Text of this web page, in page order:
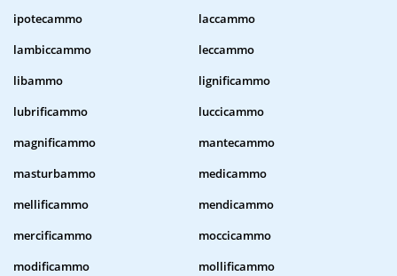
ipotecammo
laccammo
lambiccammo
leccammo
libammo
lignificammo
lubrificammo
luccicammo
magnificammo
mantecammo
masturbammo
medicammo
mellificammo
mendicammo
mercificammo
moccicammo
modificammo
mollificammo